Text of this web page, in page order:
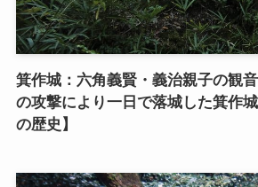
箕作城：六角義賢・義治親子の観
の攻撃により一日で落城した箕作
の歴史】